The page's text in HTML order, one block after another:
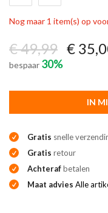
Nog maar 1 item(s) op
€ 49,99 €
bespaar 30%
IN
Gratis snelle
Gratis retour
Achterafbetalen
Maat advies Alle